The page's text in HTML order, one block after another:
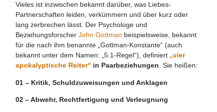
Vieles ist inzwischen bekannt darüber, was Liebes-
Partnerschaften leiden, verkümmern und über kurz oder
lang zerbrechen lässt. Der Psychologe und
BeziehungsforscherJohn Gottman beispielsweise, bekannt
für die nach ihm benannte „Gottman-Konstante“ (auch
bekannt unter dem Namen: „5:1-Regel“), definiert „vier
apokalyptische Reiter“ in Paarbeziehungen. Sie heißen:
01 – Kritik, Schuldzuweisungen und Anklagen
02 – Abwehr, Rechtfertigung und Verleugnung